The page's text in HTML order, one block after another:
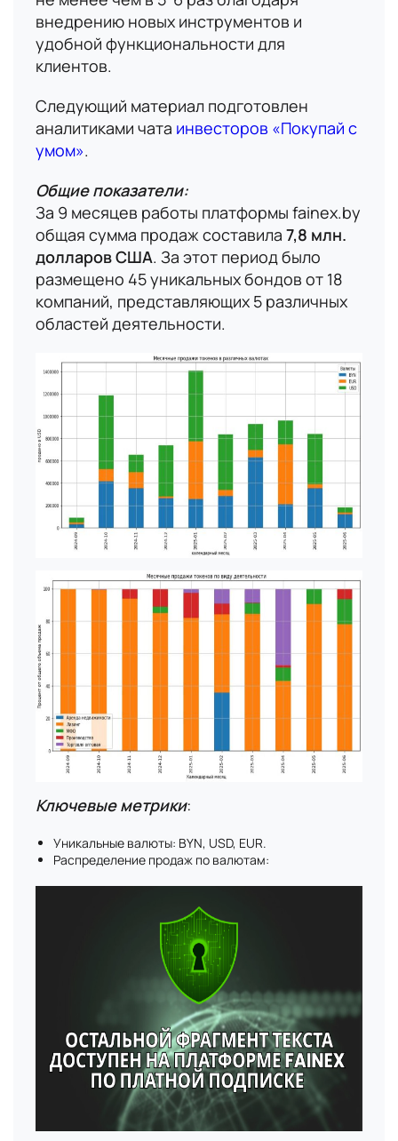
внедрению новых инструментов и
удобной функциональности для
клиентов.
Следующий материал подготовлен
аналитиками чата инвесторов «Покупай с
умом».
Общие показатели:
За 9 месяцев работы платформы fainex.by
общая сумма продаж составила7,8 млн.
долларов США. За этот период было
размещено 45 уникальных бондов от 18
компаний, представляющих 5 различных
областей деятельности.
Ключевые метрики:
Уникальные валюты: BYN, USD, EUR.
Распределение продаж по валютам:
Имя
Email
Вопрос
на обработку персональных данных
В данный момент платформа
следите за новостями о
запуске!